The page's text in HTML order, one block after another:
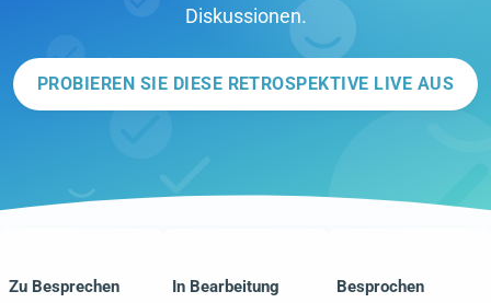
Diskussionen.
PROBIEREN SIE DIESE RETROSPEKTIVE LIVE AUS
Zu Besprechen In Bearbeitung Besprochen